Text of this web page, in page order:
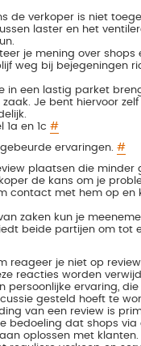
de verkoper is niet
laster en het
je mening over shops
weg bij bejegeningen
in een lastig parket
zaak. Je bent hiervoor zelf
1a en 1c #
ervaringen. #
plaatsen die minder
de kans om je
contact met hem op en
zaken kun je
beide partijen om tot
reageer je niet op
reacties worden
persoonlijke ervaring,
gesteld hoeft te
van een review is
bedoeling dat shops via
oplossen met klanten.